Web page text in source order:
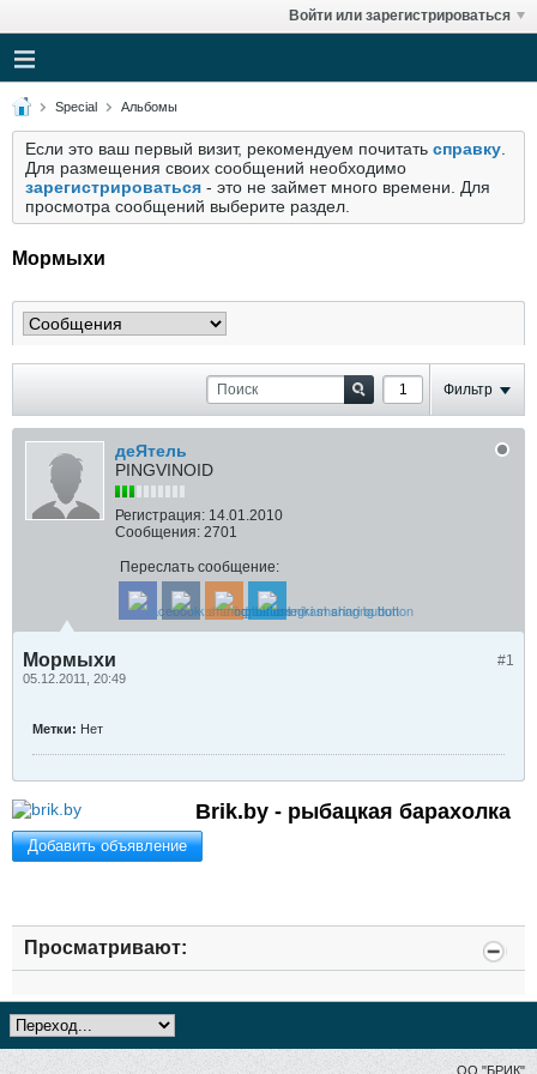
Войти или зарегистрироваться
Special Альбомы
Если это ваш первый визит, рекомендуем почитать справку
Для размещения своих сообщений необходимо
зарегистрироваться - это не займет много времени. Для
просмотра сообщений выберите раздел.
Мормыхи
Фильтр
деЯтель
PINGVINOID
Регистрация: 14.01.2010
Сообщения: 2701
Переслать сообщение:
#1
Мормыхи
05.12.2011, 20:49
Метки: Нет
Brik.by - рыбацкая барахолка
Добавить объявление
Просматривают:
ОО "БРИК"